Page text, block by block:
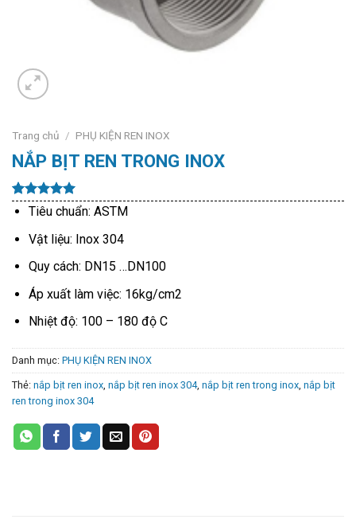
Trang chủ / PHỤ KIỆN REN INOX
NẮP BỊT REN TRONG INOX
5.00trên 5
dựa trên
8
đánh giá
Tiêu chuẩn: ASTM
Vật liệu: Inox 304
Quy cách: DN15 …DN100
Áp xuất làm việc: 16kg/cm2
Nhiệt độ: 100 – 180 độ C
Danh mục: PHỤ KIỆN REN INOX
Thẻ: nắp bịt ren inox, nắp bịt ren inox 304, nắp bịt ren trong inox, nắp bịt
ren trong inox 304